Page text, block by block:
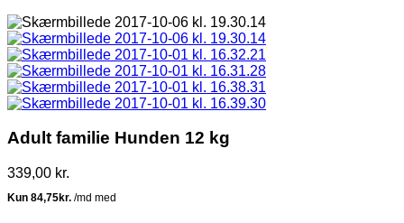
Adult familie Hunden 12 kg
339,00 kr.